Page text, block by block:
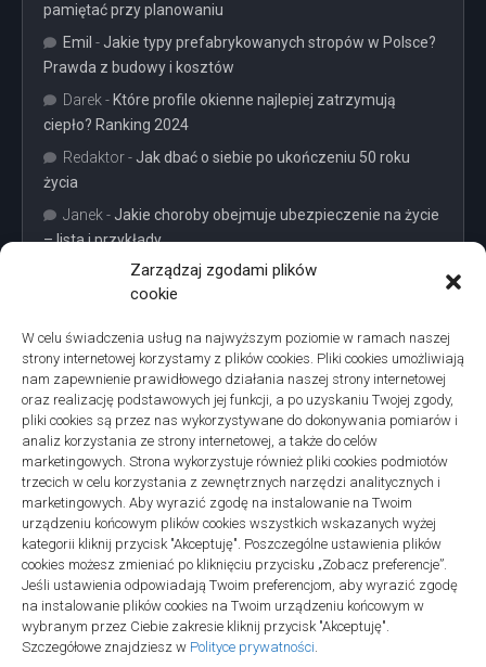
Zarządzaj zgodami plików
cookie
W celu świadczenia usług na najwyższym poziomie w ramach naszej
strony internetowej korzystamy z plików cookies. Pliki cookies umożliwiają
nam zapewnienie prawidłowego działania naszej strony internetowej
oraz realizację podstawowych jej funkcji, a po uzyskaniu Twojej zgody,
pliki cookies są przez nas wykorzystywane do dokonywania pomiarów i
analiz korzystania ze strony internetowej, a także do celów
marketingowych. Strona wykorzystuje również pliki cookies podmiotów
trzecich w celu korzystania z zewnętrznych narzędzi analitycznych i
marketingowych. Aby wyrazić zgodę na instalowanie na Twoim
urządzeniu końcowym plików cookies wszystkich wskazanych wyżej
kategorii kliknij przycisk "Akceptuję". Poszczególne ustawienia plików
cookies możesz zmieniać po kliknięciu przycisku „Zobacz preferencje”.
Jeśli ustawienia odpowiadają Twoim preferencjom, aby wyrazić zgodę
na instalowanie plików cookies na Twoim urządzeniu końcowym w
wybranym przez Ciebie zakresie kliknij przycisk "Akceptuję".
Szczegółowe znajdziesz w Polityce prywatności.
pamiętać przy planowaniu
Emil - Jakie typy prefabrykowanych stropów w Polsce?
Prawda z budowy i kosztów
Darek - Które profile okienne najlepiej zatrzymują
ciepło? Ranking 2024
Redaktor- Jak dbać o siebie po ukończeniu 50 roku
życia
Janek - Jakie choroby obejmuje ubezpieczenie na życie
– lista i przykłady
Projekty domów Podkarpacie
linki z nap